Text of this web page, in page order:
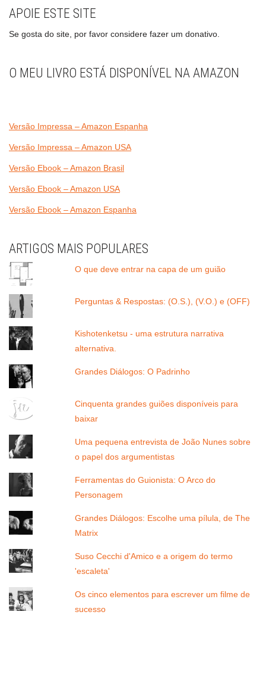
APOIE ESTE SITE
Se gosta do site, por favor considere fazer um donativo.
O MEU LIVRO ESTÁ DISPONÍVEL NA AMAZON
Versão Impressa – Amazon Espanha
Versão Impressa – Amazon USA
Versão Ebook – Amazon Brasil
Versão Ebook – Amazon USA
Versão Ebook – Amazon Espanha
ARTIGOS MAIS POPULARES
O que deve entrar na capa de um guião
Perguntas & Respostas: (O.S.), (V.O.) e (OFF)
Kishotenketsu - uma estrutura narrativa
alternativa.
Grandes Diálogos: O Padrinho
Cinquenta grandes guiões disponíveis para
baixar
Uma pequena entrevista de João Nunes sobre
o papel dos argumentistas
Ferramentas do Guionista: O Arco do
Personagem
Grandes Diálogos: Escolhe uma pílula, de The
Matrix
Suso Cecchi d'Amico e a origem do termo
'escaleta'
Os cinco elementos para escrever um filme de
sucesso